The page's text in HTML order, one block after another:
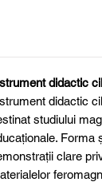
didactic
didactic
studiului
Forma
clare